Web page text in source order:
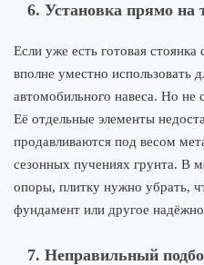
6. Установка прямо на
Если уже есть готовая
вполне уместно использовать
автомобильного навеса. Но не
Её отдельные элементы
продавливаются под весом
сезонных пучениях грунта. В
опоры, плитку нужно убрать,
фундамент или другое
7. Неправильный